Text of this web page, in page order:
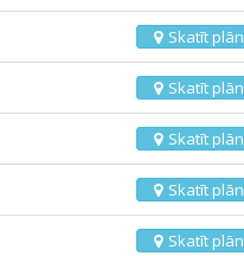
Skatīt
Skatīt
Skatīt
Skatīt
Skatīt